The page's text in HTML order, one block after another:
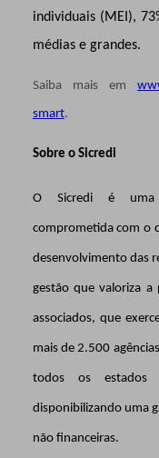
individuais (MEI),
médias e grandes.
Saiba mais em
smart.
Sobre o Sicredi
O Sicredi é uma
comprometida com o
desenvolvimento das
gestão que valoriza a
associados, que
mais de 2.500
todos os estados
disponibilizando uma
não financeiras.